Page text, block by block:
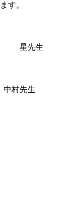
す。
星先生
先生